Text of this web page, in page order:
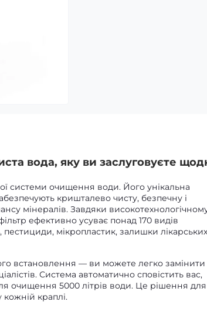
вода, яку ви заслуговуєте
системи очищення води. Його унікальна
кришталево чисту, безпечну і
мінералів. Завдяки
ефективно усуває понад 170 видів
мікропластик, залишки лікарських
встановлення — ви можете легко замінити
Система автоматично сповістить вас,
очищення 5000 літрів води. Це рішення для
кожній краплі.